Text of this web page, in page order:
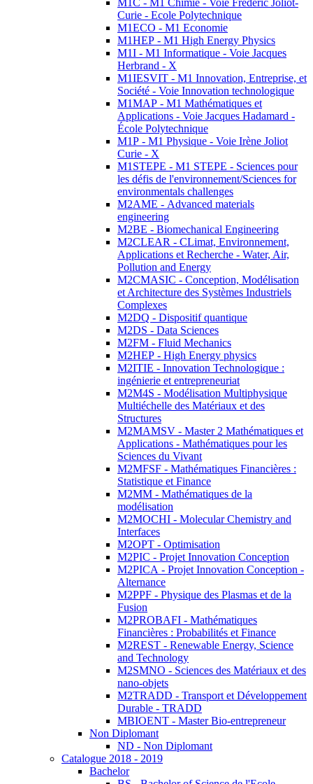
M1C - M1 Chimie - Voie Fréderic Joliot-
Curie - Ecole Polytechnique
M1ECO - M1 Economie
M1HEP - M1 High Energy Physics
M1I - M1 Informatique - Voie Jacques
Herbrand - X
M1IESVIT - M1 Innovation, Entreprise, et
Société - Voie Innovation technologique
M1MAP - M1 Mathématiques et
Applications - Voie Jacques Hadamard -
École Polytechnique
M1P - M1 Physique - Voie Irène Joliot
Curie - X
M1STEPE - M1 STEPE - Sciences pour
les défis de l'environnement/Sciences for
environmentals challenges
M2AME - Advanced materials
engineering
M2BE - Biomechanical Engineering
M2CLEAR - CLimat, Environnement,
Applications et Recherche - Water, Air,
Pollution and Energy
M2CMASIC - Conception, Modélisation
et Architecture des Systèmes Industriels
Complexes
M2DQ - Dispositif quantique
M2DS - Data Sciences
M2FM - Fluid Mechanics
M2HEP - High Energy physics
M2ITIE - Innovation Technologique :
ingénierie et entrepreneuriat
M2M4S - Modélisation Multiphysique
Multiéchelle des Matériaux et des
Structures
M2MAMSV - Master 2 Mathématiques et
Applications - Mathématiques pour les
Sciences du Vivant
M2MFSF - Mathématiques Financières :
Statistique et Finance
M2MM - Mathématiques de la
modélisation
M2MOCHI - Molecular Chemistry and
Interfaces
M2OPT - Optimisation
M2PIC - Projet Innovation Conception
M2PICA - Projet Innovation Conception -
Alternance
M2PPF - Physique des Plasmas et de la
Fusion
M2PROBAFI - Mathématiques
Financières : Probabilités et Finance
M2REST - Renewable Energy, Science
and Technology
M2SMNO - Sciences des Matériaux et des
nano-objets
M2TRADD - Transport et Développement
Durable - TRADD
MBIOENT - Master Bio-entrepreneur
Non Diplomant
ND - Non Diplomant
Catalogue 2018 - 2019
Bachelor